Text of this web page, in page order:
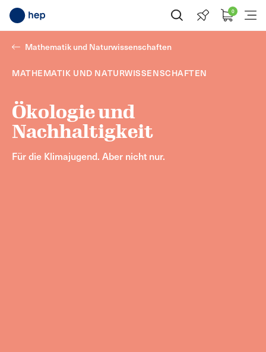
Suche öffnen 0
Mathematik und Naturwissenschaften
MATHEMATIK UND NATURWISSENSCHAFTEN
Ökologie und
Nachhaltigkeit
Für die Klimajugend. Aber nicht nur.